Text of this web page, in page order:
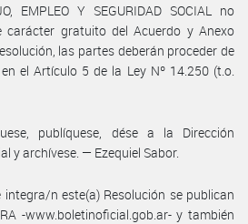
EMPLEO Y SEGURIDAD SOCIAL no
carácter gratuito del Acuerdo y Anexo
las partes deberán proceder de
el Artículo 5 de la Ley Nº 14.250 (t.o.
publíquese, dése a la Dirección
y archívese. — Ezequiel Sabor.
integra/n este(a) Resolución se publican
-www.boletinoficial.gob.ar- y también